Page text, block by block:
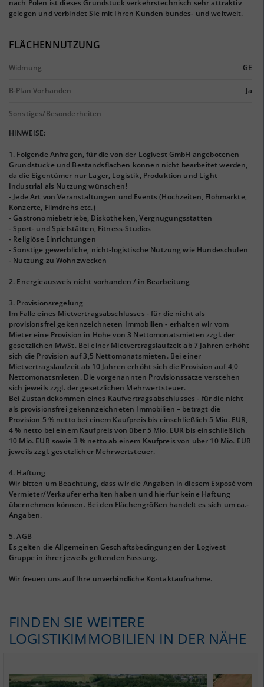
nach Polen ist dieses Grundstück verkehrstechnisch sehr attraktiv
gelegen und verbindet Sie mit Ihren Kunden bundes- und weltweit.
FLÄCHENNUTZUNG
Widmung GE
B-Plan Vorhanden Ja
Sonstiges/Besonderheiten
HINWEISE:
1. Folgende Anfragen, für die von der Logivest GmbH angebotenen
Grundstücke und Bestandsflächen können nicht bearbeitet werden,
da die Eigentümer nur Lager, Logistik, Produktion und Light
Industrial als Nutzung wünschen!
- Jede Art von Veranstaltungen und Events (Hochzeiten, Flohmärkte,
Konzerte, Filmdrehs etc.)
- Gastronomiebetriebe, Diskotheken, Vergnügungsstätten
- Sport- und Spielstätten, Fitness-Studios
- Religiöse Einrichtungen
- Sonstige gewerbliche, nicht-logistische Nutzung wie Hundeschulen
- Nutzung zu Wohnzwecken
2. Energieausweis nicht vorhanden / in Bearbeitung
3. Provisionsregelung
Im Falle eines Mietvertragsabschlusses - für die nicht als
provisionsfrei gekennzeichneten Immobilien - erhalten wir vom
Mieter eine Provision in Höhe von 3 Nettomonatsmieten zzgl. der
gesetzlichen MwSt. Bei einer Mietvertragslaufzeit ab 7 Jahren erhöht
sich die Provision auf 3,5 Nettomonatsmieten. Bei einer
Mietvertragslaufzeit ab 10 Jahren erhöht sich die Provision auf 4,0
Nettomonatsmieten. Die vorgenannten Provisionssätze verstehen
sich jeweils zzgl. der gesetzlichen Mehrwertsteuer.
Bei Zustandekommen eines Kaufvertragsabschlusses - für die nicht
als provisionsfrei gekennzeichneten Immobilien – beträgt die
Provision 5 % netto bei einem Kaufpreis bis einschließlich 5 Mio. EUR,
4 % netto bei einem Kaufpreis von über 5 Mio. EUR bis einschließlich
10 Mio. EUR sowie 3 % netto ab einem Kaufpreis von über 10 Mio. EUR
jeweils zzgl. gesetzlicher Mehrwertsteuer.
4. Haftung
Wir bitten um Beachtung, dass wir die Angaben in diesem Exposé vom
Vermieter/Verkäufer erhalten haben und hierfür keine Haftung
übernehmen können. Bei den Flächengrößen handelt es sich um ca.-
Angaben.
5. AGB
Es gelten die Allgemeinen Geschäftsbedingungen der Logivest
Gruppe in ihrer jeweils geltenden Fassung.
Wir freuen uns auf Ihre unverbindliche Kontaktaufnahme.
FINDEN SIE WEITERE
LOGISTIKIMMOBILIEN IN DER NÄHE